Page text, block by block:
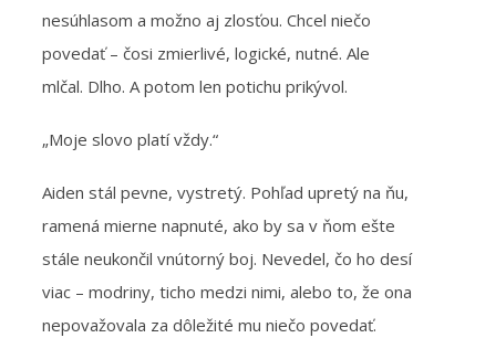
nesúhlasom a možno aj zlosťou. Chcel niečo
povedať – čosi zmierlivé, logické, nutné. Ale
mlčal. Dlho. A potom len potichu prikývol.
„Moje slovo platí vždy.“
Aiden stál pevne, vystretý. Pohľad upretý na ňu,
ramená mierne napnuté, ako by sa v ňom ešte
stále neukončil vnútorný boj. Nevedel, čo ho desí
viac – modriny, ticho medzi nimi, alebo to, že ona
nepovažovala za dôležité mu niečo povedať.